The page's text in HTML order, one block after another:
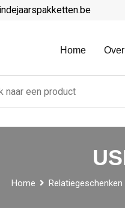
Home
Home Relatiegeschenken